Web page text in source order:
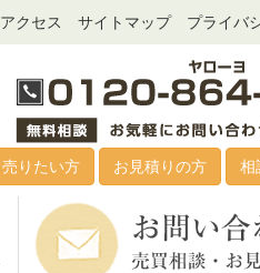
アクセス サイトマップ プライバ
りたい方 お見積りの方 相